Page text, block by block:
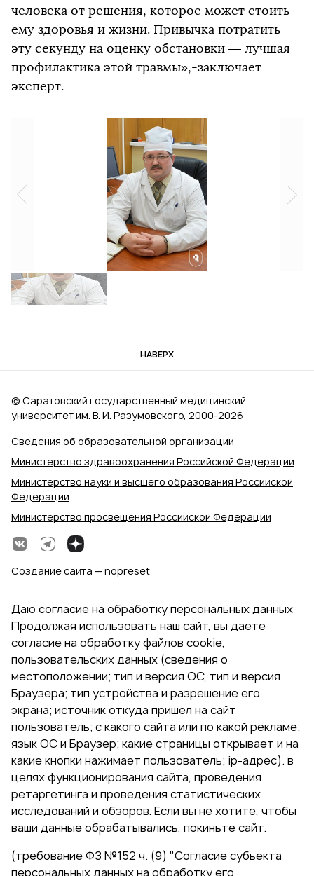
человека от решения, которое может стоить
ему здоровья и жизни. Привычка потратить
эту секунду на оценку обстановки — лучшая
профилактика этой травмы»,-заключает
эксперт.
НАВЕРХ
Сведения об образовательной организации
Министерство здравоохранения Российской Федерации
Министерство науки и высшего образования Российской
Федерации
Министерство просвещения Российской Федерации
© Саратовский государственный медицинский
университет им. В. И. Разумовского, 2000‑2026
Создание сайта — nopreset
Даю согласие на обработку персональных данных
Продолжая использовать наш сайт, вы даете
согласие на обработку файлов cookie,
пользовательских данных (сведения о
местоположении; тип и версия ОС, тип и версия
Браузера; тип устройства и разрешение его
экрана; источник откуда пришел на сайт
пользователь; с какого сайта или по какой рекламе;
язык ОС и Браузер; какие страницы открывает и на
какие кнопки нажимает пользователь; ip-адрес). в
целях функционирования сайта, проведения
ретаргетинга и проведения статистических
исследований и обзоров. Если вы не хотите, чтобы
ваши данные обрабатывались, покиньте сайт.
(требование ФЗ №152 ч. (9) "Согласие субъекта
персональных данных на обработку его